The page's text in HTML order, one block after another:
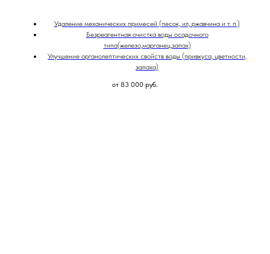
Удаление механических примесей (песок, ил, ржавчина и т. п.)
Безреагентная очистка воды осадочного
типа(железо,марганец,запах)
Улучшение органолептических свойств воды (привкуса, цветности,
запаха)
от 83 000 руб.